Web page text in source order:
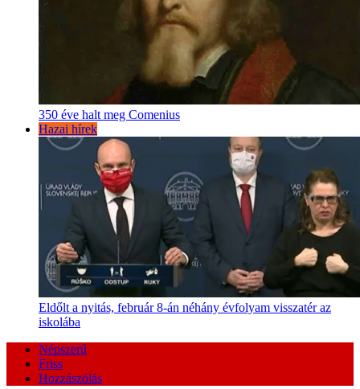
350 éve halt meg Comenius
Hazai hírek
Eldőlt a nyitás, február 8-án néhány évfolyam visszatér az
iskolába
Népszerű
Friss
Hozzászólás